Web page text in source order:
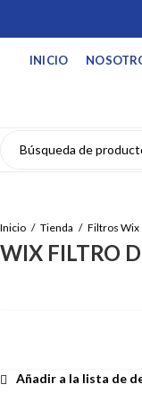
INICIO
Inicio Tienda Filtros Wix
WIX FILTRO
Añadir a la lista de